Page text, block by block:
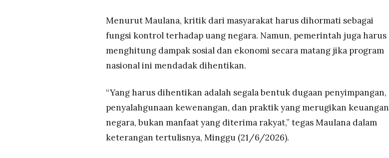
Menurut Maulana, kritik dari masyarakat harus dihormati sebagai
fungsi kontrol terhadap uang negara. Namun, pemerintah juga harus
menghitung dampak sosial dan ekonomi secara matang jika program
nasional ini mendadak dihentikan.
“Yang harus dihentikan adalah segala bentuk dugaan penyimpangan,
penyalahgunaan kewenangan, dan praktik yang merugikan keuangan
negara, bukan manfaat yang diterima rakyat,” tegas Maulana dalam
keterangan tertulisnya, Minggu (21/6/2026).